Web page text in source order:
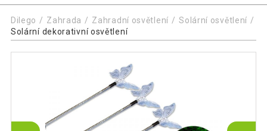
Dilego Zahrada Zahradní osvětlení
Solární osvětlení
Solární dekorativní osvětlení